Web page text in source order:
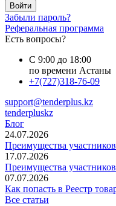
Войти
Забыли пароль?
Реферальная программа
Есть вопросы?
С 9:00 до 18:00
по времени Астаны
+7(727)318-76-09
support@tenderplus.kz
tenderpluskz
Блог
24.07.2026
Преимущества
17.07.2026
Преимущества
07.07.2026
Как попасть в Реестр
Все статьи